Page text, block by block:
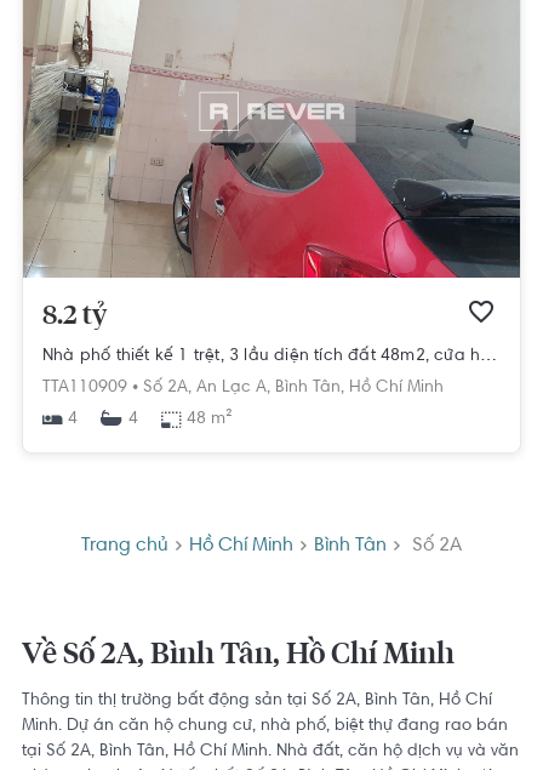
8.2 tỷ
Nhà phố thiết kế 1 trệt, 3 lầu diện tích đất 48m2, cửa hướng Đông Nam.
TTA110909 • Số 2A, An Lạc A, Bình Tân, Hồ Chí Minh
4
4 48 m²
Trang chủ Hồ Chí Minh Bình Tân Số 2A
Về Số 2A, Bình Tân, Hồ Chí Minh
Thông tin thị trường bất động sản tại Số 2A, Bình Tân, Hồ Chí
Minh. Dự án căn hộ chung cư, nhà phố, biệt thự đang rao bán
tại Số 2A, Bình Tân, Hồ Chí Minh. Nhà đất, căn hộ dịch vụ và văn